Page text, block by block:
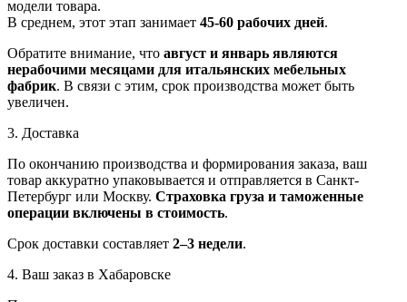
модели товара.
В среднем, этот этап занимает 45-60 рабочих дней.
Обратите внимание, что август и январь являются
нерабочими месяцами для итальянских мебельных
фабрик. В связи с этим, срок производства может быть
увеличен.
3. Доставка
По окончанию производства и формирования заказа, ваш
товар аккуратно упаковывается и отправляется в Санкт-
Петербург или Москву. Страховка груза и таможенные
операции включены в стоимость.
Срок доставки составляет 2–3 недели.
4. Ваш заказ в Хабаровске